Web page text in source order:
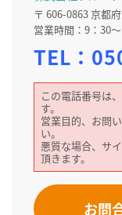
〒 606-0863 京都
営業時間：9：30
TEL：
この電話番号は
す。
営業目的、お問
い。
悪質な場合、サ
頂きます。
お問